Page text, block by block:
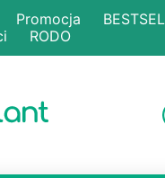
Promocja
RODO